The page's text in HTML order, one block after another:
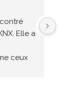
Elle a
ceux